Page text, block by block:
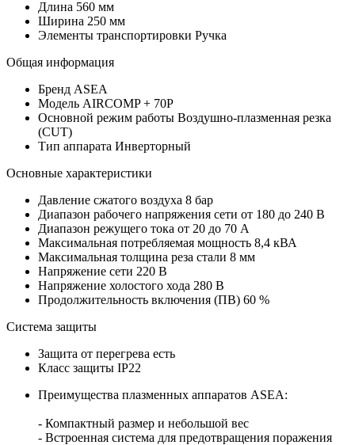
Длина 560 мм
Ширина 250 мм
Элементы транспортировки Ручка
Общая информация
Бренд ASEA
Модель AIRCOMP + 70P
Основной режим работы Воздушно-плазменная резка
(CUT)
Тип аппарата Инверторный
Основные характеристики
Давление сжатого воздуха 8 бар
Диапазон рабочего напряжения сети от 180 до 240 В
Диапазон режущего тока от 20 до 70 А
Максимальная потребляемая мощность 8,4 кВА
Максимальная толщина реза стали 8 мм
Напряжение сети 220 В
Напряжение холостого хода 280 В
Продолжительность включения (ПВ) 60 %
Система защиты
Защита от перегрева есть
Класс защиты IP22
Преимущества плазменных аппаратов ASEA:
- Компактный размер и небольшой вес
- Встроенная система для предотвращения поражения